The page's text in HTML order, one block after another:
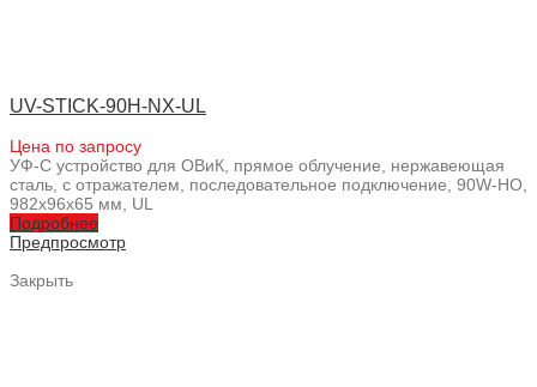
UV-STICK-90H-NX-UL
Цена по запросу
УФ-С устройство для ОВиК, прямое облучение, нержавеющая
сталь, с отражателем, последовательное подключение, 90W-HO,
982x96x65 мм, UL
Подробнее
Предпросмотр
Закрыть